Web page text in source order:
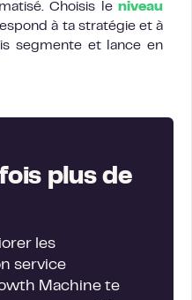
Choisis le niveau
à ta stratégie et à
segmente et lance en
plus de
les
service
Machine te